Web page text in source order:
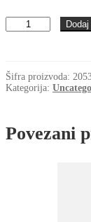
25x3750
količina
Šifra proizvoda:
Kategorija:
Povezani